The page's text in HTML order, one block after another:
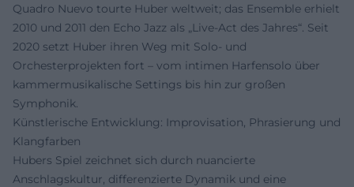
Quadro Nuevo tourte Huber weltweit; das Ensemble erhielt
2010 und 2011 den Echo Jazz als „Live-Act des Jahres“. Seit
2020 setzt Huber ihren Weg mit Solo- und
Orchesterprojekten fort – vom intimen Harfensolo über
kammermusikalische Settings bis hin zur großen
Symphonik.
Künstlerische Entwicklung: Improvisation, Phrasierung und
Klangfarben
Hubers Spiel zeichnet sich durch nuancierte
Anschlagskultur, differenzierte Dynamik und eine